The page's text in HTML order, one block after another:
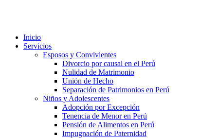
Inicio
Servicios
Esposos y Convivientes
Divorcio por causal en el Perú
Nulidad de Matrimonio
Unión de Hecho
Separación de Patrimonios en Perú
Niños y Adolescentes
Adopción por Excepción
Tenencia de Menor en Perú
Pensión de Alimentos en Perú
Impugnación de Paternidad